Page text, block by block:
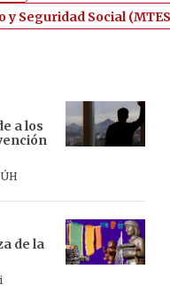
Seguridad Social
a los
de la